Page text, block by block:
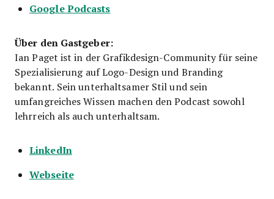
Google Podcasts
Über den Gastgeber:
Ian Paget ist in der Grafikdesign-Community für seine
Spezialisierung auf Logo-Design und Branding
bekannt. Sein unterhaltsamer Stil und sein
umfangreiches Wissen machen den Podcast sowohl
lehrreich als auch unterhaltsam.
LinkedIn
Webseite